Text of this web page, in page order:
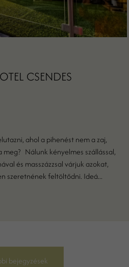
CSENDES
ahol a pihenést nem a zaj,
Nálunk kényelmes szállással,
és masszázzsal várjuk azokat,
szeretnének feltöltődni. Ideá...
bejegyzések